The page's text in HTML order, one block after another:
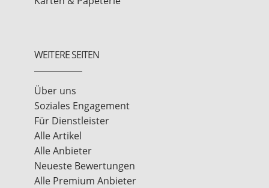
WEITERE SEITEN
Über uns
Soziales Engagement
Für Dienstleister
Alle Artikel
Alle Anbieter
Neueste Bewertungen
Alle Premium Anbieter